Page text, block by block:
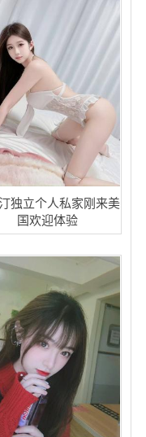
独立个人私家刚来美
国欢迎体验